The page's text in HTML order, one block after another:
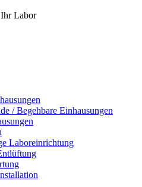
Labor
/ Begehbare Einhausungen
Laboreinrichtung